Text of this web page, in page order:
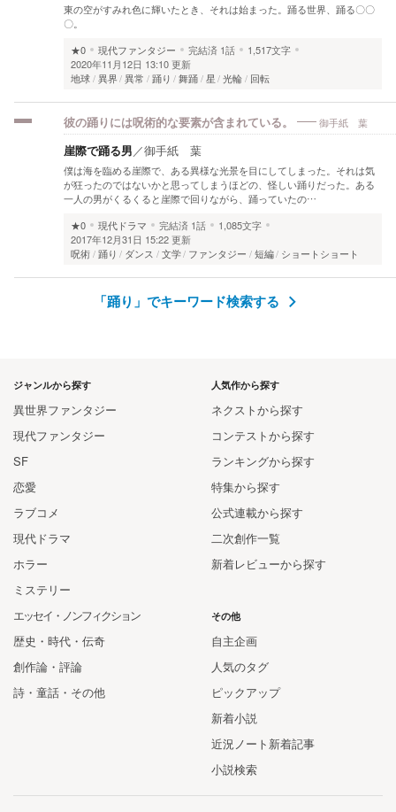
東の空がすみれ色に輝いたとき、それは始まった。踊る世界、踊る〇〇
〇。
★0
現代ファンタジー 完結済 1話
1,517文字
2020年11月12日 13:10 更新
地球 異界 異常 踊り 舞踊 星 光輪 回転
彼の踊りには呪術的な要素が含まれている。 御手紙 葉
崖際で踊る男 ／御手紙 葉
僕は海を臨める崖際で、ある異様な光景を目にしてしまった。それは気
が狂ったのではないかと思ってしまうほどの、怪しい踊りだった。ある
一人の男がくるくると崖際で回りながら、踊っていたの…
★0
現代ドラマ 完結済 1話
1,085文字
2017年12月31日 15:22 更新
呪術 踊り ダンス 文学 ファンタジー 短編 ショートショート
「踊り」でキーワード検索する
人気作から探す
ネクストから探す
コンテストから探す
ランキングから探す
特集から探す
公式連載から探す
二次創作一覧
新着レビューから探す
ジャンルから探す
異世界ファンタジー
現代ファンタジー
SF
恋愛
ラブコメ
現代ドラマ
ホラー
ミステリー
エッセイ・ノンフィクション
歴史・時代・伝奇
創作論・評論
詩・童話・その他
その他
自主企画
人気のタグ
ピックアップ
新着小説
近況ノート新着記事
小説検索